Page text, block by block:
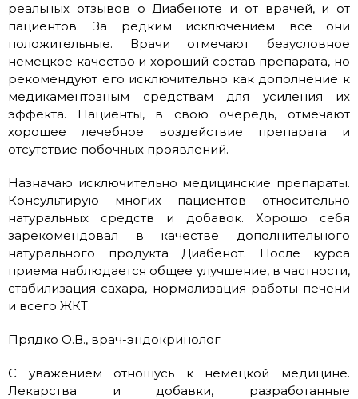
реальных отзывов о Диабеноте и от врачей, и от
пациентов. За редким исключением все они
положительные. Врачи отмечают безусловное
немецкое качество и хороший состав препарата, но
рекомендуют его исключительно как дополнение к
медикаментозным средствам для усиления их
эффекта. Пациенты, в свою очередь, отмечают
хорошее лечебное воздействие препарата и
отсутствие побочных проявлений.
Назначаю исключительно медицинские препараты.
Консультирую многих пациентов относительно
натуральных средств и добавок. Хорошо себя
зарекомендовал в качестве дополнительного
натурального продукта Диабенот. После курса
приема наблюдается общее улучшение, в частности,
стабилизация сахара, нормализация работы печени
и всего ЖКТ.
Прядко О.В., врач-эндокринолог
С уважением отношусь к немецкой медицине.
Лекарства и добавки, разработанные